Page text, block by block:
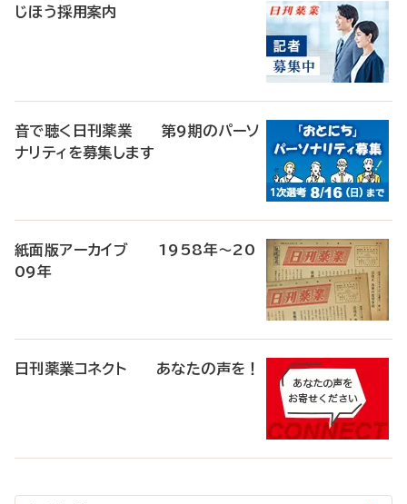
じほう採用案内
音で聴く日刊薬業 第9期のパーソ
ナリティを募集します
紙面版アーカイブ 1958年～20
09年
日刊薬業コネクト あなたの声を！